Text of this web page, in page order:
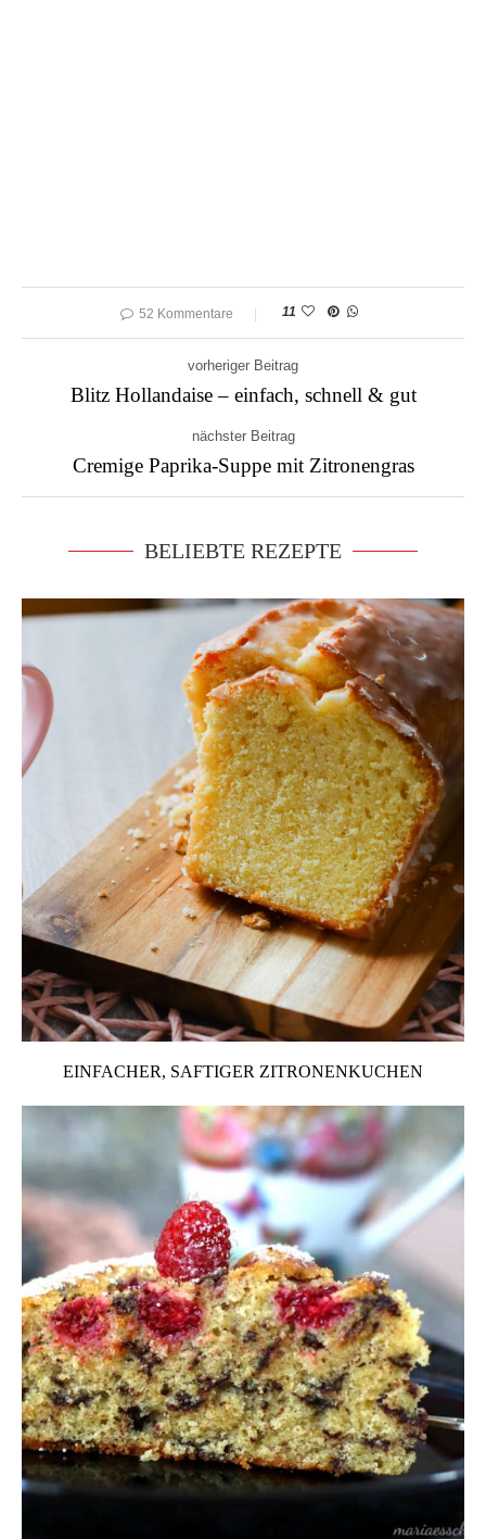
52 Kommentare 11
vorheriger Beitrag
Blitz Hollandaise – einfach, schnell & gut
nächster Beitrag
Cremige Paprika-Suppe mit Zitronengras
BELIEBTE REZEPTE
EINFACHER, SAFTIGER ZITRONENKUCHEN